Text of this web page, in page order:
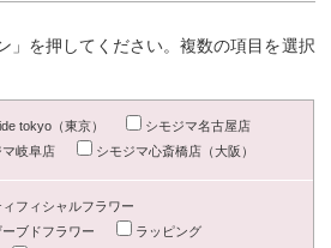
」を押してください。複数の項目を選択
tokyo（東京）
シモジマ名古屋店
マ岐阜店
シモジマ心斎橋店（大阪）
ィフィシャルフラワー
ーブドフラワー
ラッピング